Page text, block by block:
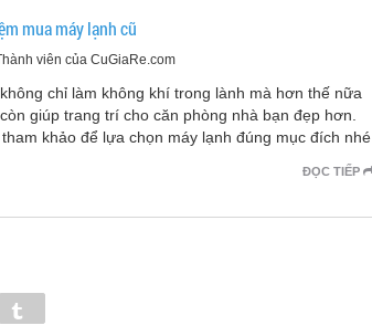
mua máy lạnh cũ
viên của CuGiaRe.com
chỉ làm không khí trong lành mà hơn thế nữa
giúp trang trí cho căn phòng nhà bạn đẹp hơn.
khảo để lựa chọn máy lạnh đúng mục đích nhé
ĐỌC TIẾP